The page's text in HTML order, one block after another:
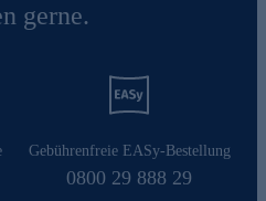
gerne.
Gebührenfreie EASy-Bestellung
0800 29 888 29